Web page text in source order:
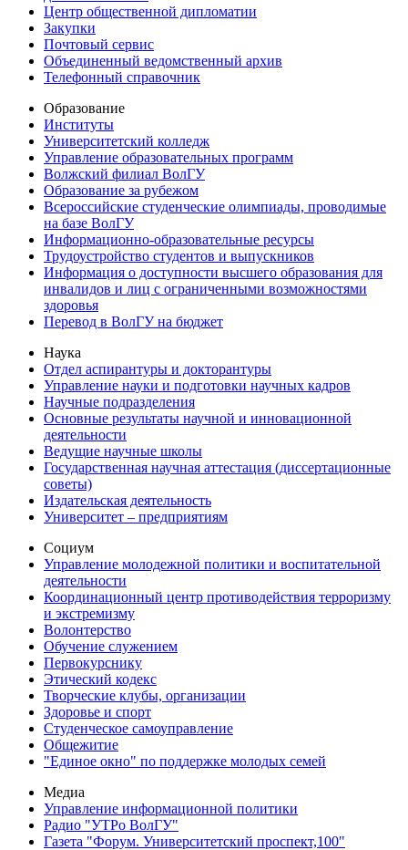
Центр общественной дипломатии
Закупки
Почтовый сервис
Объединенный ведомственный архив
Телефонный справочник
Образование
Институты
Университетский колледж
Управление образовательных программ
Волжский филиал ВолГУ
Образование за рубежом
Всероссийские студенческие олимпиады, проводимые
на базе ВолГУ
Информационно-образовательные ресурсы
Трудоустройство студентов и выпускников
Информация о доступности высшего образования для
инвалидов и лиц с ограниченными возможностями
здоровья
Перевод в ВолГУ на бюджет
Наука
Отдел аспирантуры и докторантуры
Управление науки и подготовки научных кадров
Научные подразделения
Основные результаты научной и инновационной
деятельности
Ведущие научные школы
Государственная научная аттестация (диссертационные
советы)
Издательская деятельность
Университет – предприятиям
Социум
Управление молодежной политики и воспитательной
деятельности
Координационный центр противодействия терроризму
и экстремизму
Волонтерство
Обучение служением
Первокурснику
Этический кодекс
Творческие клубы, организации
Здоровье и спорт
Студенческое самоуправление
Общежитие
"Единое окно" по поддержке молодых семей
Медиа
Управление информационной политики
Радио "УТРо ВолГУ"
Газета "Форум. Университетский проспект,100"